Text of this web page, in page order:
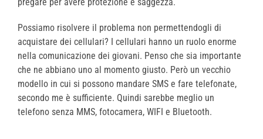
Possiamo risolvere il problema non permettendogli di
acquistare dei cellulari? I cellulari hanno un ruolo enorme
nella comunicazione dei giovani. Penso che sia importante
che ne abbiano uno al momento giusto. Però un vecchio
modello in cui si possono mandare SMS e fare telefonate,
secondo me è sufficiente. Quindi sarebbe meglio un
telefono senza MMS, fotocamera, WIFI e Bluetooth.